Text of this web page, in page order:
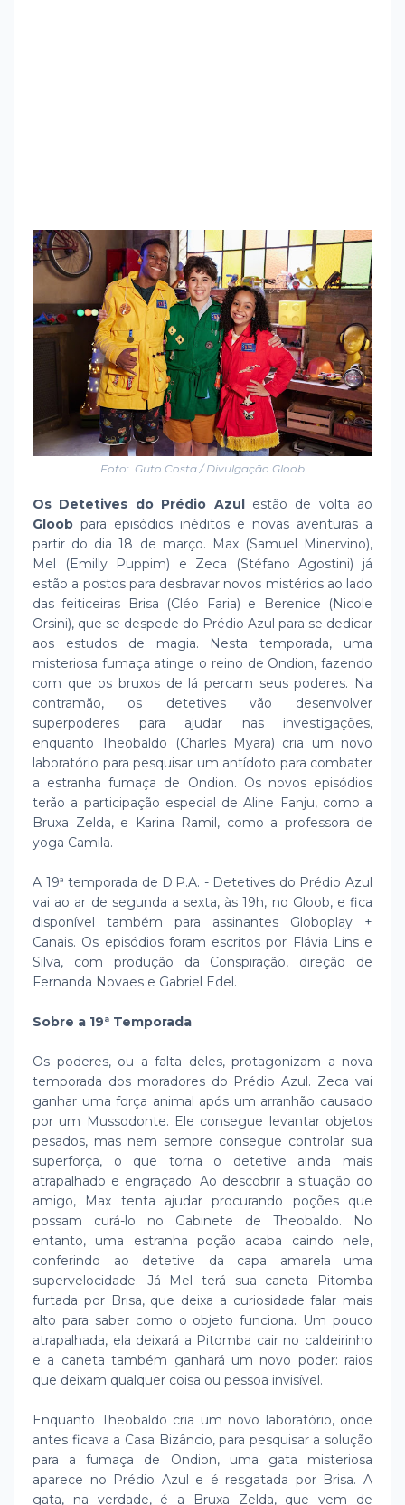
Foto: Guto Costa / Divulgação Gloob
Os Detetives do Prédio Azulestão de volta ao
Gloob para episódios inéditos e novas aventuras a
partir do dia 18 de março. Max (Samuel Minervino),
Mel (Emilly Puppim) e Zeca (Stéfano Agostini) já
estão a postos para desbravar novos mistérios ao lado
das feiticeiras Brisa (Cléo Faria) e Berenice (Nicole
Orsini), que se despede do Prédio Azul para se dedicar
aos estudos de magia. Nesta temporada, uma
misteriosa fumaça atinge o reino de Ondion, fazendo
com que os bruxos de lá percam seus poderes. Na
contramão, os detetives vão desenvolver
superpoderes para ajudar nas investigações,
enquanto Theobaldo (Charles Myara) cria um novo
laboratório para pesquisar um antídoto para combater
a estranha fumaça de Ondion. Os novos episódios
terão a participação especial de Aline Fanju, como a
Bruxa Zelda, e Karina Ramil, como a professora de
yoga Camila.
A 19ª temporada de D.P.A. - Detetives do Prédio Azul
vai ao ar de segunda a sexta, às 19h, no Gloob, e fica
disponível também para assinantes Globoplay +
Canais. Os episódios foram escritos por Flávia Lins e
Silva, com produção da Conspiração, direção de
Fernanda Novaes e Gabriel Edel.
Sobre a 19ª Temporada
Os poderes, ou a falta deles, protagonizam a nova
temporada dos moradores do Prédio Azul. Zeca vai
ganhar uma força animal após um arranhão causado
por um Mussodonte. Ele consegue levantar objetos
pesados, mas nem sempre consegue controlar sua
superforça, o que torna o detetive ainda mais
atrapalhado e engraçado. Ao descobrir a situação do
amigo, Max tenta ajudar procurando poções que
possam curá-lo no Gabinete de Theobaldo. No
entanto, uma estranha poção acaba caindo nele,
conferindo ao detetive da capa amarela uma
supervelocidade. Já Mel terá sua caneta Pitomba
furtada por Brisa, que deixa a curiosidade falar mais
alto para saber como o objeto funciona. Um pouco
atrapalhada, ela deixará a Pitomba cair no caldeirinho
e a caneta também ganhará um novo poder: raios
que deixam qualquer coisa ou pessoa invisível.
Enquanto Theobaldo cria um novo laboratório, onde
antes ficava a Casa Bizâncio, para pesquisar a solução
para a fumaça de Ondion, uma gata misteriosa
aparece no Prédio Azul e é resgatada por Brisa. A
gata, na verdade, é a Bruxa Zelda, que vem de